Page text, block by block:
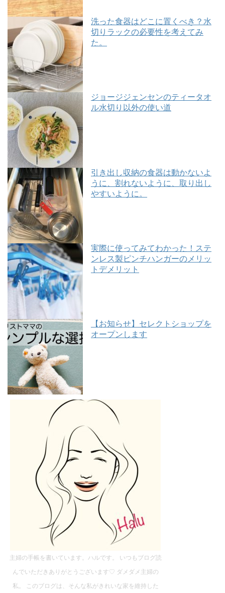
洗った食器はどこに置くべき？水
切りラックの必要性を考えてみ
た。
ジョージジェンセンのティータオ
ル水切り以外の使い道
引き出し収納の食器は動かないよ
うに、割れないように、取り出し
やすいように。
実際に使ってみてわかった！ステ
ンレス製ピンチハンガーのメリッ
トデメリット
【お知らせ】セレクトショップを
オープンします
主婦の手帳を書いています。ハルです。 いつもブログ読
んでいただきありがとうございます♡ ダメダメ主婦の
私。 このブログは、そんな私がきれいな家を維持した